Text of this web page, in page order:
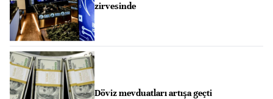
zirvesinde
Döviz mevduatları artışa geçti